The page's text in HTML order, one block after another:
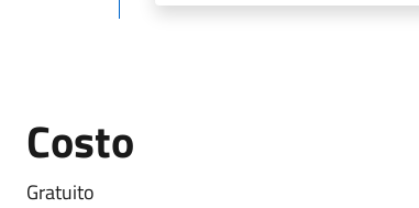
Costo
Gratuito